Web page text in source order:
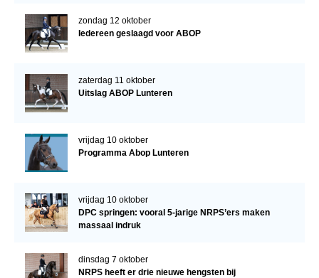
zondag 12 oktober
Iedereen geslaagd voor ABOP
zaterdag 11 oktober
Uitslag ABOP Lunteren
vrijdag 10 oktober
Programma Abop Lunteren
vrijdag 10 oktober
DPC springen: vooral 5-jarige NRPS’ers maken
massaal indruk
dinsdag 7 oktober
NRPS heeft er drie nieuwe hengsten bij